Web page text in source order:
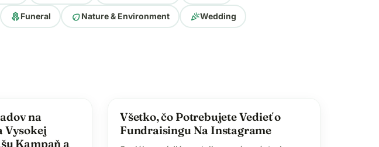
local_floristFuneral ecoNature & Environment celebrationWedding
na
Vysokej
Kampaň a
lightbulb
Všetko, čo Potrebujete Vedieť o
Fundraisingu Na Instagrame